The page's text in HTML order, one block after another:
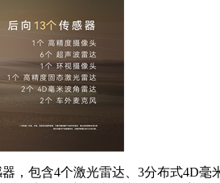
包含4个激光雷达、3分布式4D毫